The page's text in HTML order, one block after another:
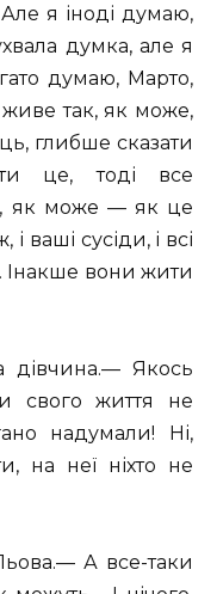
я іноді думаю,
думка, але я
думаю, Марто,
так, як може,
глибше сказати
це, тоді все
як може — як це
ваші сусіди, і всі
Інакше вони жити
Якось
свого життя не
надумали! Ні,
на неї ніхто не
А все-таки